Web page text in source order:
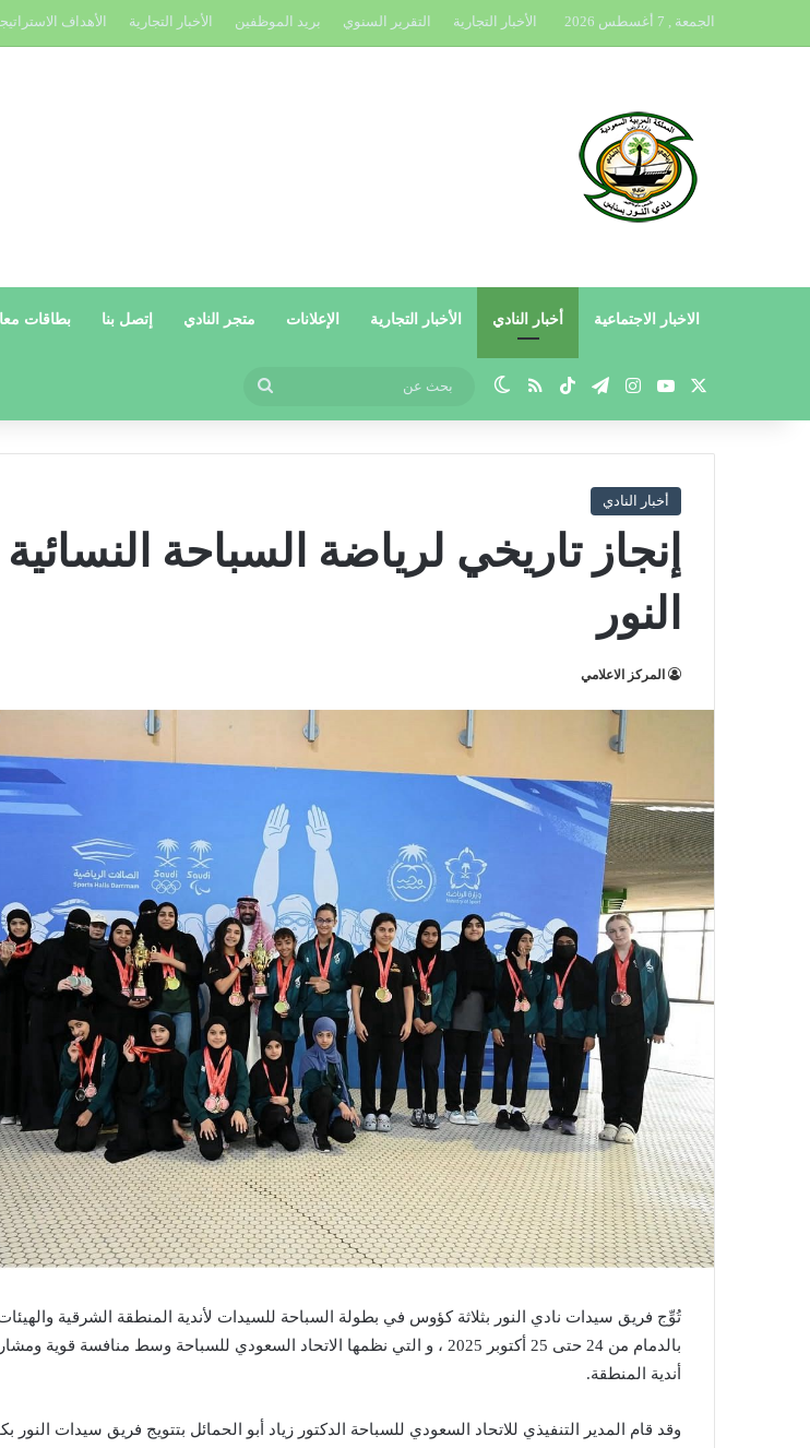
الجمعة , 7 أغسطس 2026 الأخبار التجارية التقرير السنوي بريد الموظفين الأخبار التجارية الأهداف
الاخبار الاجتماعية أخبار النادي الأخبار التجارية الإعلانات متجر النادي إتصل بنا بطاقات
يوتيوبانستقرام
تيلقرام‫TikTokملخص الموقع RSS
الوضع المظلم
عن
أخبار النادي
إنجاز تاريخي لرياضة السباحة
النور
المركز الاعلامي
تُوِّج فريق سيدات نادي النور بثلاثة كؤوس في بطولة السباحة للسيدات لأندية المنطقة الشرقية
بالدمام من 24 حتى 25 أكتوبر 2025 ، و التي نظمها الاتحاد السعودي للسباحة وسط منافسة
أندية المنطقة.
وقد قام المدير التنفيذي للاتحاد السعودي للسباحة الدكتور زياد أبو الحمائل بتتويج فريق سيدات النور